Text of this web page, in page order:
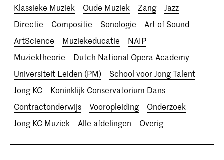
July 2027
Klassieke Muziek Oude Muziek Zang
Jazz
Directie
Compositie Sonologie
Art of Sound
ArtScience
Muziekeducatie
NAIP
Muziektheorie
Dutch National Opera Academy
Universiteit Leiden (PM)
School voor Jong Talent
Jong KC
Koninklijk Conservatorium Dans
Contractonderwijs
Vooropleiding
Onderzoek
Jong KC Muziek
Alle afdelingen Overig